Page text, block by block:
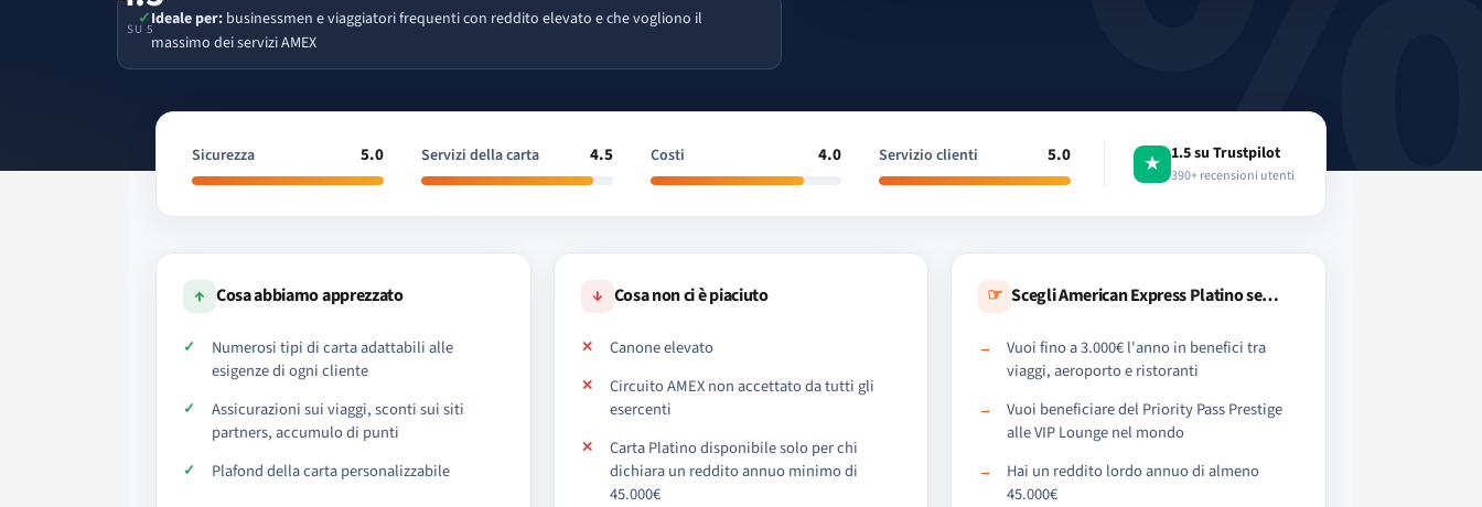
SU 5
✓Ideale per: businessmen e viaggiatori frequenti con reddito elevato e che vogliono il
massimo dei servizi AMEX
Sicurezza 5.0 Servizi della carta 4.5 Costi 4.0 Servizio clienti 5.0 ★ 1.5 su Trustpilot
390+ recensioni utenti
↑ Cosa abbiamo apprezzato
Numerosi tipi di carta adattabili alle
esigenze di ogni cliente
Assicurazioni sui viaggi, sconti sui siti
partners, accumulo di punti
Plafond della carta personalizzabile
↓ Cosa non ci è piaciuto
Canone elevato
Circuito AMEX non accettato da tutti gli
esercenti
Carta Platino disponibile solo per chi
dichiara un reddito annuo minimo di
45.000€
☞ Scegli American Express Platino se…
Vuoi fino a 3.000€ l'anno in benefici tra
viaggi, aeroporto e ristoranti
Vuoi beneficiare del Priority Pass Prestige
alle VIP Lounge nel mondo
Hai un reddito lordo annuo di almeno
45.000€